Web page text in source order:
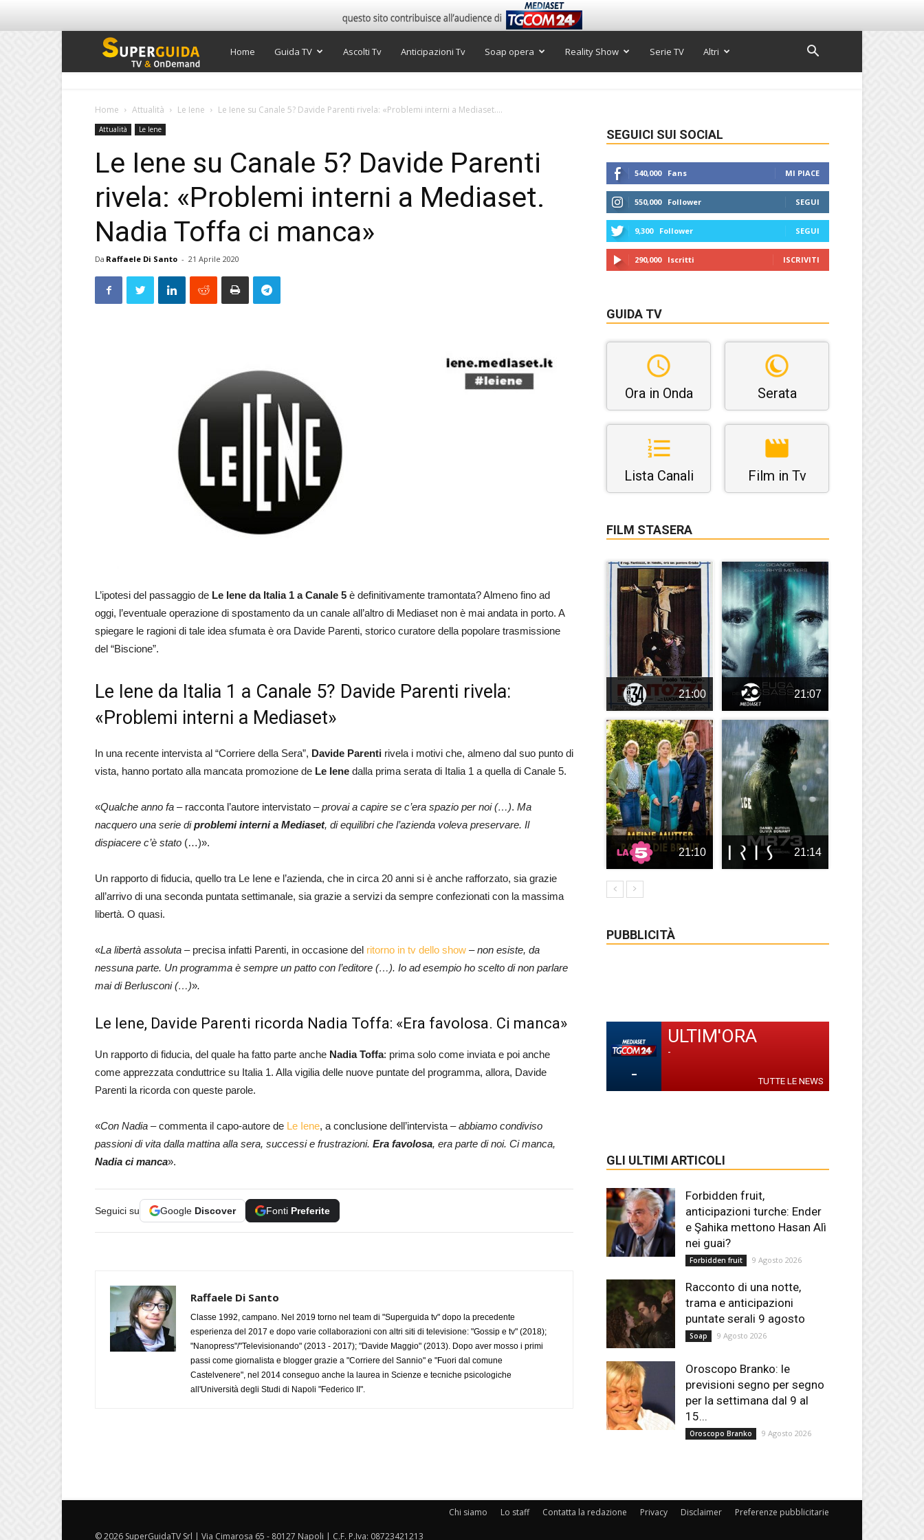
Super
Home Guida TV Ascolti Tv Anticipazioni Tv Soap opera Reality Show Serie TV Altri
Home Attualità Le Iene Le Iene su Canale 5? Davide Parenti rivela: «Problemi interni a Mediaset....
Attualità Le Iene
Le Iene su Canale 5? Davide Parenti
rivela: «Problemi interni a Mediaset.
Nadia Toffa ci manca»
Da Raffaele Di Santo - 21 Aprile 2020
L’ipotesi del passaggio de Le Iene da Italia 1 a Canale 5 è definitivamente tramontata? Almeno fino ad
oggi, l’eventuale operazione di spostamento da un canale all’altro di Mediaset non è mai andata in porto. A
spiegare le ragioni di tale idea sfumata è ora Davide Parenti, storico curatore della popolare trasmissione
del “Biscione”.
Le Iene da Italia 1 a Canale 5? Davide Parenti rivela:
«Problemi interni a Mediaset»
In una recente intervista al “Corriere della Sera”, Davide Parenti rivela i motivi che, almeno dal suo punto di
vista, hanno portato alla mancata promozione de Le Iene dalla prima serata di Italia 1 a quella di Canale 5.
«Qualche anno fa – racconta l’autore intervistato –provai a capire se c’era spazio per noi (…). Ma
nacquero una serie diproblemi interni a Mediaset, di equilibri che l’azienda voleva preservare. Il
dispiacere c’è stato (…)».
Un rapporto di fiducia, quello tra Le Iene e l’azienda, che in circa 20 anni si è anche rafforzato, sia grazie
all’arrivo di una seconda puntata settimanale, sia grazie a servizi da sempre confezionati con la massima
libertà. O quasi.
«La libertà assoluta – precisa infatti Parenti, in occasione del ritorno in tv dello show –non esiste, da
nessuna parte. Un programma è sempre un patto con l’editore (…). Io ad esempio ho scelto di non parlare
mai di Berlusconi (…)».
Le Iene, Davide Parenti ricorda Nadia Toffa: «Era favolosa. Ci manca»
Un rapporto di fiducia, del quale ha fatto parte anche Nadia Toffa: prima solo come inviata e poi anche
come apprezzata conduttrice su Italia 1. Alla vigilia delle nuove puntate del programma, allora, Davide
Parenti la ricorda con queste parole.
«Con Nadia – commenta il capo-autore de Le Iene, a conclusione dell’intervista –abbiamo condiviso
passioni di vita dalla mattina alla sera, successi e frustrazioni. Era favolosa, era parte di noi. Ci manca,
Nadia ci manca».
Seguici su Google Discover Fonti Preferite
Raffaele Di Santo
Classe 1992, campano. Nel 2019 torno nel team di "Superguida tv" dopo la precedente
esperienza del 2017 e dopo varie collaborazioni con altri siti di televisione: "Gossip e tv" (2018);
"Nanopress"/"Televisionando" (2013 - 2017); "Davide Maggio" (2013). Dopo aver mosso i primi
passi come giornalista e blogger grazie a "Corriere del Sannio" e "Fuori dal comune
Castelvenere", nel 2014 conseguo anche la laurea in Scienze e tecniche psicologiche
all'Università degli Studi di Napoli "Federico II".
SEGUICI SUI SOCIAL
540,000 Fans MI PIACE
550,000 Follower SEGUI
9,300 Follower SEGUI
290,000 Iscritti ISCRIVITI
GUIDA TV
Ora in Onda Serata
Lista Canali Film in Tv
FILM STASERA
21:00 21:07
21:10 21:14
PUBBLICITÀ
-
ULTIM'ORA
-
TUTTE LE NEWS
GLI ULTIMI ARTICOLI
Forbidden fruit,
anticipazioni turche: Ender
e Şahika mettono Hasan Alì
nei guai?
Forbidden fruit 9 Agosto 2026
Racconto di una notte,
trama e anticipazioni
puntate serali 9 agosto
Soap 9 Agosto 2026
Oroscopo Branko: le
previsioni segno per segno
per la settimana dal 9 al
15...
Oroscopo Branko 9 Agosto 2026
Chi siamo Lo staff Contatta la redazione Privacy Disclaimer Preferenze pubblicitarie
© 2026 SuperGuidaTV Srl | Via Cimarosa 65 - 80127 Napoli | C.F. P.Iva: 08723421213